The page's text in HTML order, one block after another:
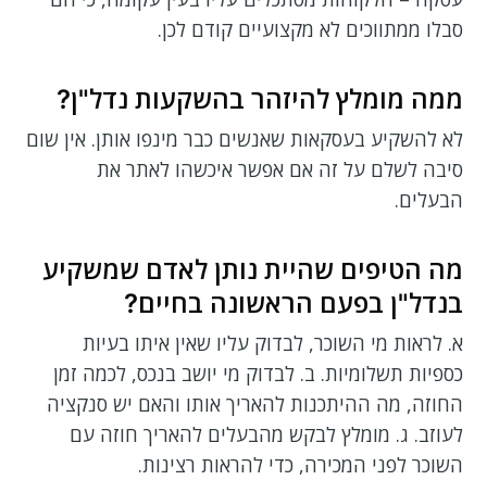
סבלו ממתווכים לא מקצועיים קודם לכן.
ממה מומלץ להיזהר בהשקעות נדל"ן?
לא להשקיע בעסקאות שאנשים כבר מינפו אותן. אין שום
סיבה לשלם על זה אם אפשר איכשהו לאתר את
הבעלים.
מה הטיפים שהיית נותן לאדם שמשקיע
בנדל"ן בפעם הראשונה בחיים?
א. לראות מי השוכר, לבדוק עליו שאין איתו בעיות
כספיות תשלומיות. ב. לבדוק מי יושב בנכס, לכמה זמן
החוזה, מה ההיתכנות להאריך אותו והאם יש סנקציה
לעוזב. ג. מומלץ לבקש מהבעלים להאריך חוזה עם
השוכר לפני המכירה, כדי להראות רצינות.